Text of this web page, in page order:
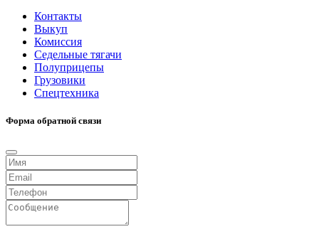
Контакты
Выкуп
Комиссия
Седельные тягачи
Полуприцепы
Грузовики
Спецтехника
Форма обратной связи